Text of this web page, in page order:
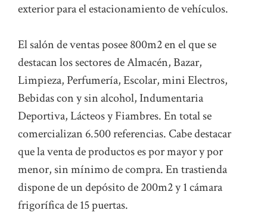
exterior para el estacionamiento de vehículos.
El salón de ventas posee 800m2 en el que se
destacan los sectores de Almacén, Bazar,
Limpieza, Perfumería, Escolar, mini Electros,
Bebidas con y sin alcohol, Indumentaria
Deportiva, Lácteos y Fiambres. En total se
comercializan 6.500 referencias. Cabe destacar
que la venta de productos es por mayor y por
menor, sin mínimo de compra. En trastienda
dispone de un depósito de 200m2 y 1 cámara
frigorífica de 15 puertas.